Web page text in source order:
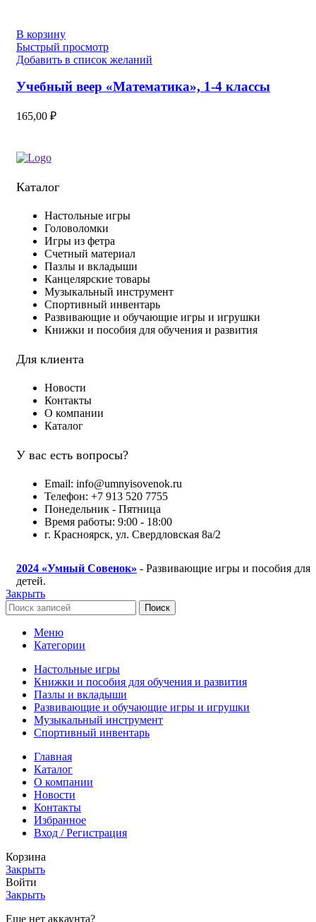
В корзину
Быстрый просмотр
Добавить в список желаний
Учебный веер «Математика», 1-4 классы
165,00 ₽
Каталог
Настольные игры
Головоломки
Игры из фетра
Счетный материал
Пазлы и вкладыши
Канцелярские товары
Музыкальный инструмент
Спортивный инвентарь
Развивающие и обучающие игры и игрушки
Книжки и пособия для обучения и развития
Для клиента
Новости
Контакты
О компании
Каталог
У вас есть вопросы?
Email: info@umnyisovenok.ru
Телефон: +7 913 520 7755
Понедельник - Пятница
Время работы: 9:00 - 18:00
г. Красноярск, ул. Свердловская 8а/2
2024 «Умный Совенок» - Развивающие игры и пособия для
детей.
Закрыть
Поиск
Меню
Категории
Настольные игры
Книжки и пособия для обучения и развития
Пазлы и вкладыши
Развивающие и обучающие игры и игрушки
Музыкальный инструмент
Спортивный инвентарь
Главная
Каталог
О компании
Новости
Контакты
Избранное
Вход / Регистрация
Корзина
Закрыть
Войти
Закрыть
Еще нет аккаунта?